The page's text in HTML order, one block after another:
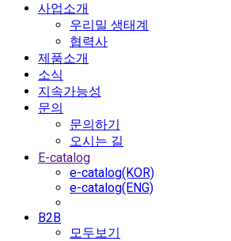
사업소개
우리밀 생태계
협력사
제품소개
소식
지속가능성
문의
문의하기
오시는 길
E-catalog
e-catalog(KOR)
e-catalog(ENG)
B2B
모두보기